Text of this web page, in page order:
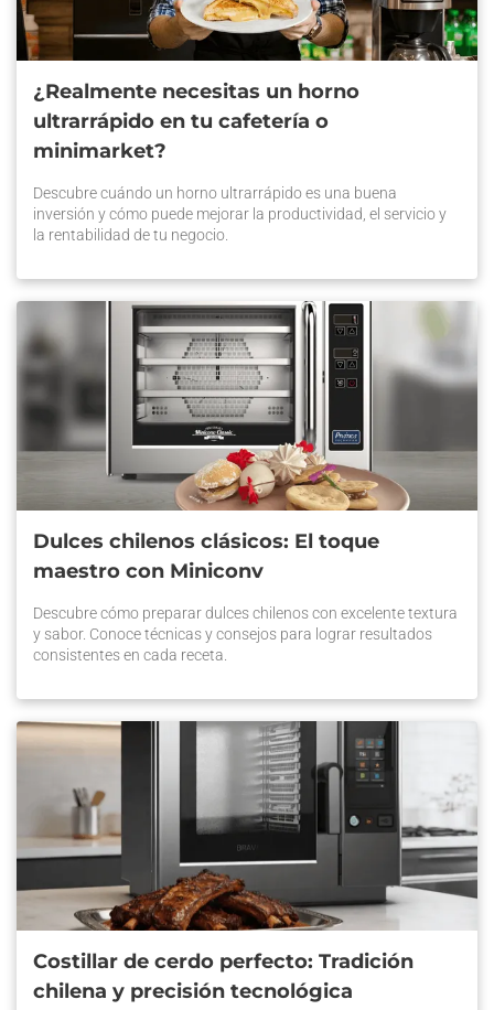
¿Realmente necesitas un horno
ultrarrápido en tu cafetería o
minimarket?
Descubre cuándo un horno ultrarrápido es una buena
inversión y cómo puede mejorar la productividad, el servicio y
la rentabilidad de tu negocio.
Dulces chilenos clásicos: El toque
maestro con Miniconv
Descubre cómo preparar dulces chilenos con excelente textura
y sabor. Conoce técnicas y consejos para lograr resultados
consistentes en cada receta.
Costillar de cerdo perfecto: Tradición
chilena y precisión tecnológica